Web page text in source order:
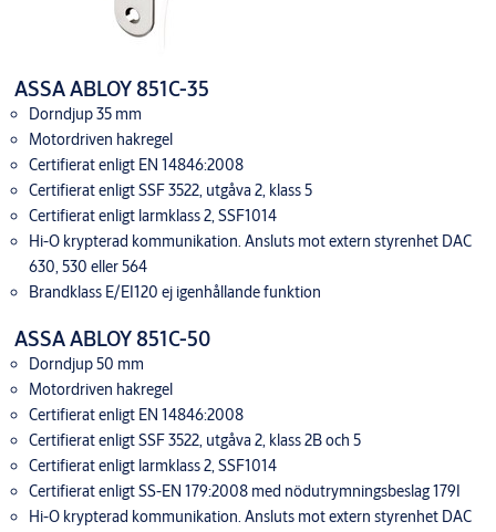
ASSA ABLOY 851C-35
Dorndjup 35 mm
Motordriven hakregel
Certifierat enligt EN 14846:2008
Certifierat enligt SSF 3522, utgåva 2, klass 5
Certifierat enligt larmklass 2, SSF1014
Hi-O krypterad kommunikation. Ansluts mot extern styrenhet DAC
630, 530 eller 564
Brandklass E/EI120 ej igenhållande funktion
ASSA ABLOY 851C-50
Dorndjup 50 mm
Motordriven hakregel
Certifierat enligt EN 14846:2008
Certifierat enligt SSF 3522, utgåva 2, klass 2B och 5
Certifierat enligt larmklass 2, SSF1014
Certifierat enligt SS-EN 179:2008 med nödutrymningsbeslag 179I
Hi-O krypterad kommunikation. Ansluts mot extern styrenhet DAC